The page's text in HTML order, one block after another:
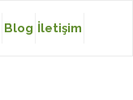
Blog İletişim